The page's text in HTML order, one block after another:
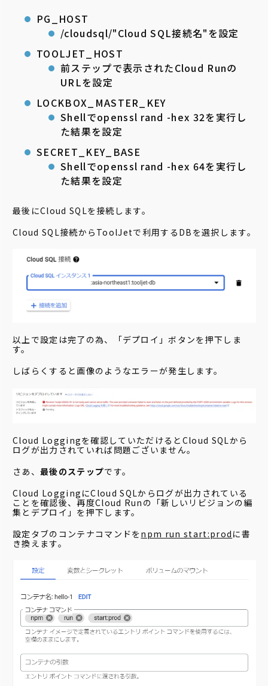
PG_HOST
/cloudsql/"Cloud SQL接続名"を設定
TOOLJET_HOST
前ステップで表示されたCloud Runの
URLを設定
LOCKBOX_MASTER_KEY
Shellでopenssl rand -hex 32を実行し
た結果を設定
SECRET_KEY_BASE
Shellでopenssl rand -hex 64を実行し
た結果を設定
最後にCloud SQLを接続します。
Cloud SQL接続からToolJetで利用するDBを選択します。
以上で設定は完了の為、「デプロイ」ボタンを押下しま
す。
しばらくすると画像のようなエラーが発生します。
Cloud Loggingを確認していただけるとCloud SQLから
ログが出力されていれば問題ございません。
さあ、 最後のステップです。
Cloud LoggingにCloud SQLからログが出力されている
ことを確認後、再度Cloud Runの「新しいリビジョンの編
集とデプロイ」を押下します。
設定タブのコンテナコマンドをnpm run start:prod に書
き換えます。